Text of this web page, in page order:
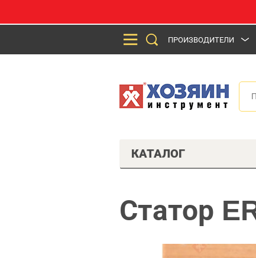
ПРОИЗВОДИТЕЛИ
КАТАЛОГ
Статор